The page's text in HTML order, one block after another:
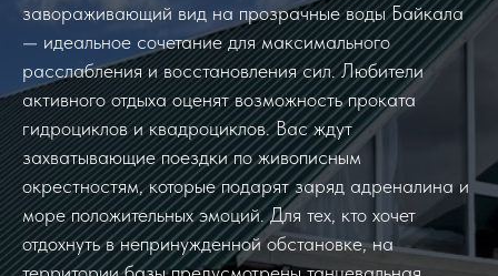
завораживающий вид на прозрачные воды Байкала
— идеальное сочетание для максимального
расслабления и восстановления сил. Любители
активного отдыха оценят возможность проката
гидроциклов и квадроциклов. Вас ждут
захватывающие поездки по живописным
окрестностям, которые подарят заряд адреналина и
море положительных эмоций. Для тех, кто хочет
отдохнуть в непринужденной обстановке, на